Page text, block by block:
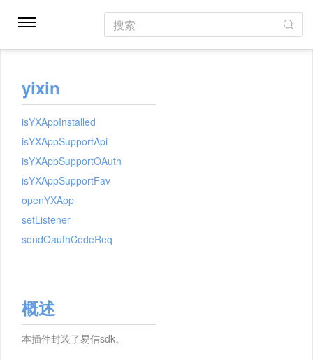
搜索
yixin
isYXAppInstalled
isYXAppSupportApi
isYXAppSupportOAuth
isYXAppSupportFav
openYXApp
setListener
sendOauthCodeReq
概述
本插件封装了易信sdk。